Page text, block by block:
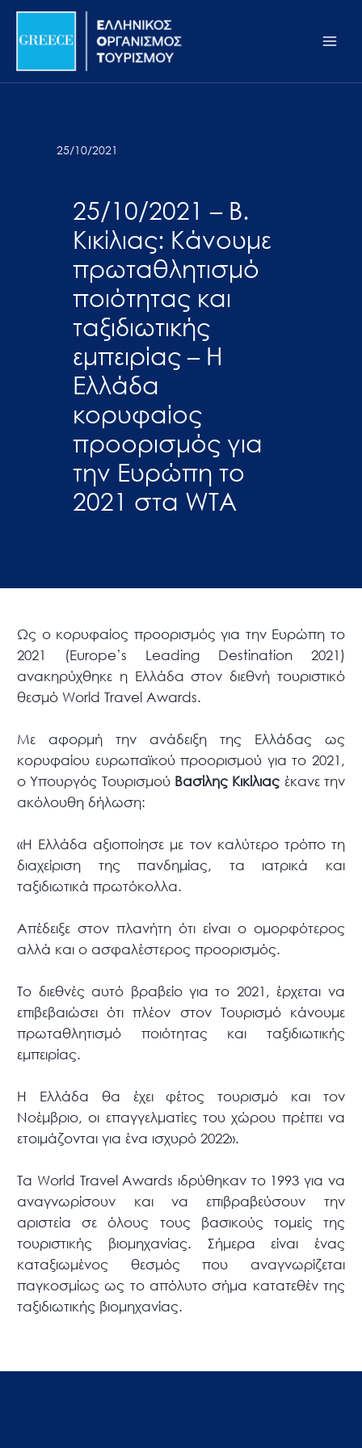
Σημείωση:
ιστότοπος
προσβασιμότητας.
Μετάβαση
περιεχόμενο
25/10/2021
25/10/2021 – Β.
Κικίλιας: Κάνουμε
πρωταθλητισμό
ποιότητας και
ταξιδιωτικής
εμπειρίας – Η
Ελλάδα
κορυφαίος
προορισμός για
την Ευρώπη το
2021 στα WTA
Ως ο κορυφαίος προορισμός για την Ευρώπη το
2021 (Europe’s Leading Destination 2021)
ανακηρύχθηκε η Ελλάδα στον διεθνή τουριστικό
θεσμό World Travel Awards.
Με αφορμή την ανάδειξη της Ελλάδας ως
κορυφαίου ευρωπαϊκού προορισμού για το 2021,
ο Υπουργός Τουρισμού Βασίλης Κικίλιας έκανε την
ακόλουθη δήλωση:
«Η Ελλάδα αξιοποίησε με τον καλύτερο τρόπο τη
διαχείριση της πανδημίας, τα ιατρικά και
ταξιδιωτικά πρωτόκολλα.
Απέδειξε στον πλανήτη ότι είναι ο ομορφότερος
αλλά και ο ασφαλέστερος προορισμός.
Το διεθνές αυτό βραβείο για το 2021, έρχεται να
επιβεβαιώσει ότι πλέον στον Τουρισμό κάνουμε
πρωταθλητισμό ποιότητας και ταξιδιωτικής
εμπειρίας.
Η Ελλάδα θα έχει φέτος τουρισμό και τον
Νοέμβριο, οι επαγγελματίες του χώρου πρέπει να
ετοιμάζονται για ένα ισχυρό 2022».
Τα World Travel Awards ιδρύθηκαν το 1993 για να
αναγνωρίσουν και να επιβραβεύσουν την
αριστεία σε όλους τους βασικούς τομείς της
τουριστικής βιομηχανίας. Σήμερα είναι ένας
καταξιωμένος θεσμός που αναγνωρίζεται
παγκοσμίως ως το απόλυτο σήμα κατατεθέν της
ταξιδιωτικής βιομηχανίας.